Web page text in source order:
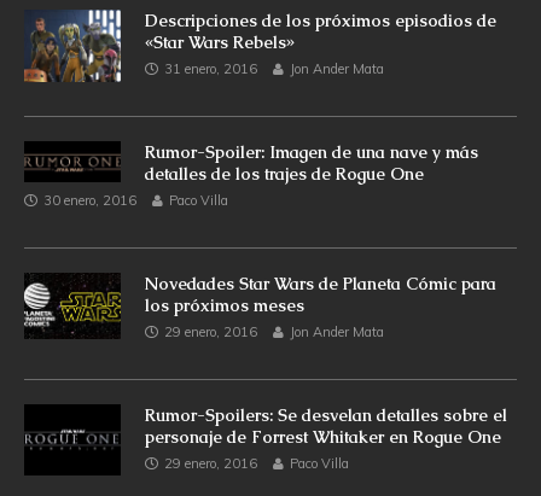
Descripciones de los próximos episodios de
«Star Wars Rebels»
31 enero, 2016 Jon Ander Mata
Rumor-Spoiler: Imagen de una nave y más
detalles de los trajes de Rogue One
30 enero, 2016 Paco Villa
Novedades Star Wars de Planeta Cómic para
los próximos meses
29 enero, 2016 Jon Ander Mata
Rumor-Spoilers: Se desvelan detalles sobre el
personaje de Forrest Whitaker en Rogue One
29 enero, 2016 Paco Villa